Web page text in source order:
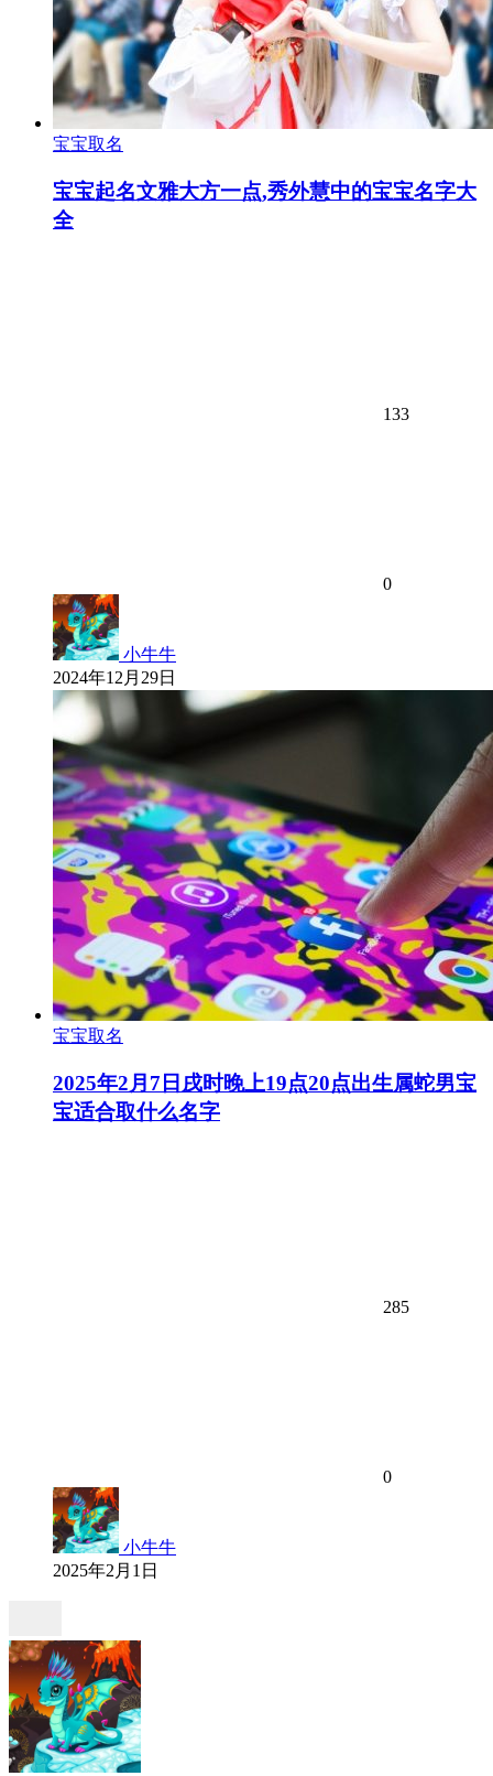
宝宝取名
宝宝起名文雅大方一点,秀外慧中的宝宝名字大
全
133
0
小牛牛
2024年12月29日
宝宝取名
2025年2月7日戌时晚上19点20点出生属蛇男宝
宝适合取什么名字
285
0
小牛牛
2025年2月1日